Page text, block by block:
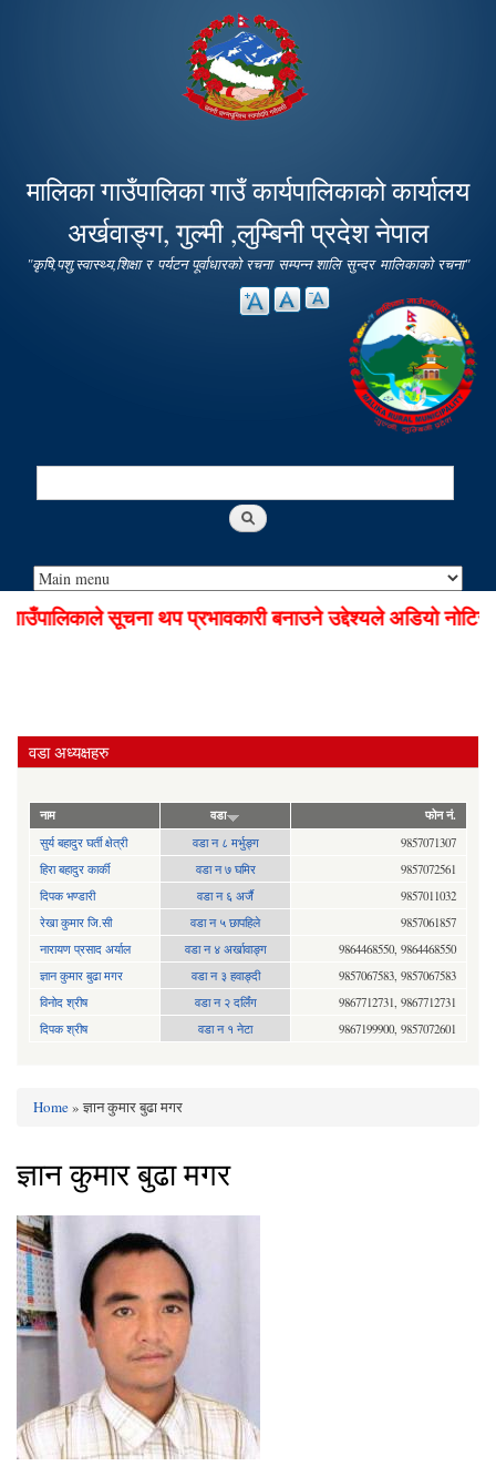
main
content
मालिका गाउँपालिका गाउँ कार्यपालिकाको कार्यालय
अर्खवाङ्ग, गुल्मी ,लुम्बिनी प्रदेश नेपाल
"कृषि,पशु,स्वास्थ्य,शिक्षा र पर्यटन पूर्वाधारको रचना सम्पन्न शालि सुन्दर मालिकाको रचना"
Search
सूचना थप प्रभावकारी बनाउने उद्देश्यले अडियो
वडा अध्यक्षहरु
नाम वडा फोन नं.
सुर्य बहादुर घर्ती क्षेत्री वडा न ८ मर्भुङ्ग
9857071307
हिरा बहादुर कार्की
वडा न ७ घमिर
9857072561
दिपक भण्डारी
वडा न ६ अर्जै
9857011032
रेखा कुमार जि.सी
वडा न ५ छापहिले
9857061857
नारायण प्रसाद अर्याल
वडा न‍ ४ अर्खावाङ्ग
9864468550, 9864468550
ज्ञान कुमार बुढा मगर
वडा न ३ हवाङ्दी
9857067583, 9857067583
विनोद श्रीष
वडा न २ दर्लिंग
9867712731, 9867712731
दिपक श्रीष
वडा न १ नेटा 9867199900, 9857072601
You are here
Home» ज्ञान कुमार बुढा मगर
ज्ञान कुमार बुढा मगर